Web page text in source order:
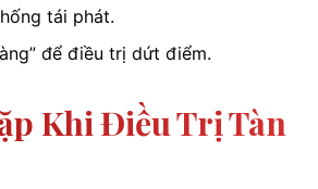
tái phát.
để điều trị dứt điểm.
Khi Điều Trị Tàn